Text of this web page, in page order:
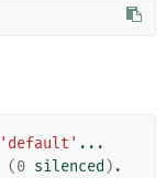
'default' ...
(0 silenced )